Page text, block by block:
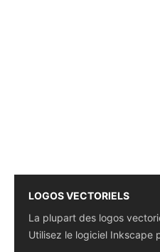
LOGOS VECTORIELS
La plupart des logos
Utilisez le logiciel Inkscape